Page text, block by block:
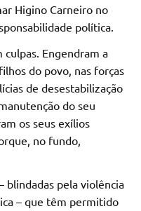
Higino Carneiro no
política.
culpas. Engendram a
do povo, nas forças
de desestabilização
do seu
os seus exílios
no fundo,
blindadas pela violência
– que têm permitido